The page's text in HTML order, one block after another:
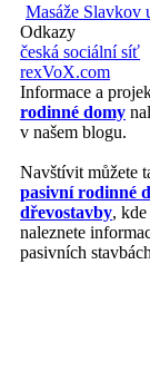
Masáže Slavkov
Odkazy
česká sociální síť
rexVoX.com
Informace a
rodinné domy
v našem blogu.
Navštívit můžete
pasivní rodinné
dřevostavby, kde
naleznete
pasivních